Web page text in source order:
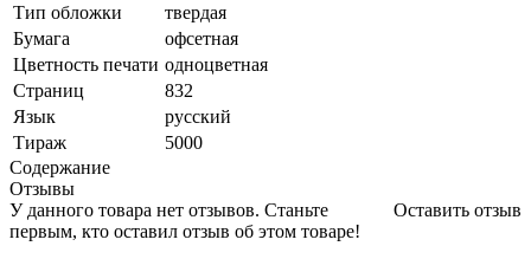
Тип обложки
твердая
Бумага
офсетная
Цветность печати одноцветная
Страниц
832
Язык
русский
Тираж
5000
Содержание
Отзывы
Оставить отзыв
У данного товара нет отзывов. Станьте
первым, кто оставил отзыв об этом товаре!